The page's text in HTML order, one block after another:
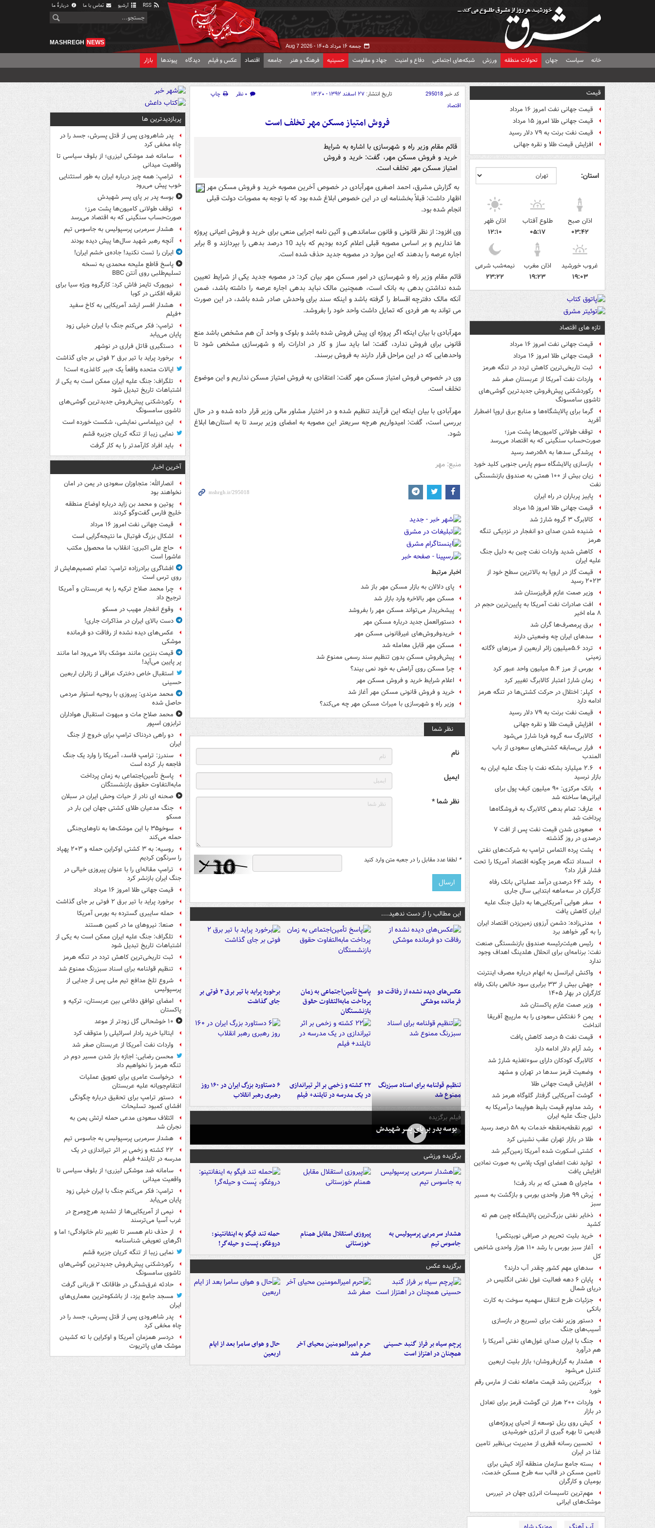
آرشیو تماس با ما دربارهٔ ما
جمعه ۱۶ مرداد ۱۴۰۵ - Aug 7 2026
MASHREGH NEWS
خانه سیاست جهان تحولات منطقه ورزش شبکه‌های اجتماعی دفاع و امنیت جهاد و مقاومت حسینیه فرهنگ و هنر جامعه اقتصاد عکس و فیلم دیدگاه پیوندها بازار
قیمت
قیمت جهانی نفت امروز ۱۶ مرداد
قیمت جهانی طلا امروز ۱۵ مرداد
قیمت نفت برنت به ۷۹ دلار رسید
افزایش قیمت طلا و نقره جهانی
استان:
اذان صبح
۰۳:۴۲
طلوع آفتاب
۰۵:۱۷
اذان ظهر
۱۲:۱۰
غروب خورشید
۱۹:۰۳
اذان مغرب
۱۹:۲۳
نیمه‌شب شرعی
۲۳:۲۲
تازه های اقتصاد
قیمت جهانی نفت امروز ۱۶ مرداد
قیمت جهانی طلا امروز ۱۶ مرداد
ثبت تاریخی‌ترین کاهش تردد در تنگه هرمز
واردات نفت آمریکا از عربستان صفر شد
رکوردشکنی پیش‌فروش جدیدترین گوشی‌های
تاشوی سامسونگ
گرما برای پالایشگاه‌ها و منابع برق اروپا اضطرار
آفرید
توقف طولانی کامیون‌ها پشت مرز؛
صورت‌حساب سنگینی که به اقتصاد می‌رسد
پرشدگی سدها به ۵۸درصد رسید
بازسازی پالایشگاه سوم پارس جنوبی کلید خورد
زیان بیش از ۱۰۰ همتی به صندوق‌ بازنشستگی
نفت
پاییز پرباران در راه ایران
قیمت جهانی طلا امروز ۱۵ مرداد
کالابرگ ۳ گروه شارژ شد
شنیده شدن صدای دو انفجار در نزدیکی تنگه
هرمز
کاهش شدید واردات نفت چین به دلیل جنگ
علیه ایران
قیمت گاز در اروپا به بالاترین سطح خود از
۲۰۲۳ رسید
وزیر صمت عازم قرقیزستان شد
افت صادرات نفت آمریکا به پایین‌ترین حجم در
۸ ماه اخیر
برق پرمصرف‌ها گران شد
سدهای ایران چه وضعیتی دارند
تردد ۵.۶میلیون زائر اربعین از مرزهای ۶گانه
زمینی
بورس از مرز ۵.۴ میلیون واحد عبور کرد
زمان شارژ اعتبار کالابرگ تغییر کرد
کپلر: اختلال در حرکت کشتی‌ها در تنگه هرمز
ادامه دارد
قیمت نفت برنت به ۷۹ دلار رسید
افزایش قیمت طلا و نقره جهانی
کالابرگ سه گروه فردا شارژ می‌شود
فرار بی‌سابقه کشتی‌های سعودی از باب
المندب
۲.۶ میلیارد بشکه نفت با جنگ علیه ایران به
بازار نرسید
بانک مرکزی: ۹۰ میلیون کیف پول برای
ایرانی‌ها ساخته شد
عارف: تمام بدهی کالابرگ به فروشگاه‌ها
پرداخت شد
صعودی شدن قیمت نفت پس از افت ۷
درصدی در روز گذشته
پشت پرده التماس ترامپ به شرکت‌های نفتی
انسداد تنگه هرمز چگونه اقتصاد آمریکا را تحت
فشار قرار داد؟
رشد ۶۴ درصدی درآمد عملیاتی بانک رفاه
کارگران در سه‌ماهه ابتدایی سال جاری
سفر هوایی آمریکایی‌ها به دلیل جنگ علیه
ایران کاهش یافت
مدنی‌زاده: دشمن آرزوی زمین‌زدن اقتصاد ایران
را به گور خواهد برد
رئیس هیئت‌رئیسه صندوق بازنشستگی صنعت
نفت: برنامه‌ای برای انحلال هلدینگ اهداف وجود
ندارد
واکنش ایرانسل به ابهام درباره مصرف اینترنت
جهش بیش از ۳۳ برابری سود خالص بانک رفاه
کارگران در بهار ۱۴۰۵
وزیر صمت عازم پاکستان شد
یمن ۶ نفتکش سعودی را به مارپیچ آفریقا
انداخت
قیمت نفت ۵ درصد کاهش یافت
رشد آرام دلار ادامه دارد
کالابرگ کودکان دارای سوءتغذیه شارژ شد
وضعیت قرمز سدها در تهران و مشهد
افزایش قیمت جهانی طلا
گوشت آمریکایی گرفتار گلوگاه هرمز شد
رشد مداوم قیمت بلیط هواپیما درآمریکا به
دلیل جنگ علیه ایران
تورم نقطه‌به‌نقطه خدمات به ۵۸ درصد رسید
طلا در بازار تهران عقب نشینی کرد
کشتی اسکورت شده آمریکا زمین‌گیر شد
تولید نفت اعضای اوپک پلاس به صورت نمادین
افزایش یافت
ماجرای ۵ همتی که بر باد رفت!
پَرش ۹۹ هزار واحدی بورس و بازگشت به مسیر
سبز
ذخایر نفتی بزرگ‌ترین پالایشگاه چین هم ته
کشید
خرید بلیت تحریم در صرافی نوبیتکس!
آغاز سبز بورس با رشد ۱۱۰ هزار واحدی شاخص
کل
سدهای مهم کشور چقدر آب دارند؟
پایان ۶ دهه فعالیت غول نفتی انگلیس در
دریای شمال
جزئیات طرح انتقال سهمیه سوخت به کارت
بانکی
دستور وزیر نفت برای تسریع در بازسازی
آسیب‌های جنگ
جنگ با ایران صدای غول‌های نفتی آمریکا را
هم درآورد
هشدار به گران‌فروشان؛ بازار بلیت اربعین
کنترل می‌شود
بزرگترین رشد قیمت ماهانه نفت از مارس رقم
خورد
واردات ۲۰۰ هزار تن گوشت قرمز برای تعادل
در بازار
کیش روی ریل توسعه از احیای پروژه‌های
قدیمی تا بهره گیری از انرژی خورشیدی
تحسین رسانه قطری از مدیریت بی‌نظیر تامین
غذا در ایران
بسته جامع سازمان منطقه آزاد کیش برای
تامین مسکن در فالب سه طرح مسکن خدمت،
بومیان و کارگران
مهم‌ترین تاسیسات انرژی جهان در تیررس
موشک‌های ایرانی
کد خبر295018 تاریخ انتشار: ۲۷ اسفند ۱۳۹۲ - ۱۳:۲۰ ۰ نظر
چاپ
اقتصاد
فروش امتیاز مسکن مهر تخلف است
قائم مقام وزیر راه و شهرسازی با اشاره به شرایط
خرید و فروش مسکن مهر، گفت: خرید و فروش
امتیاز مسکن مهر تخلف است.
به گزارش مشرق، احمد اصغری مهرآبادی در خصوص آخرین مصوبه خرید و فروش مسکن مهر
اظهار داشت: قبلاً بخشنامه ای در این خصوص ابلاغ شده بود که با توجه به مصوبات دولت قبلی
انجام شده بود.
وی افزود: از نظر قانونی و قانون ساماندهی و آئین نامه اجرایی منعی برای خرید و فروش اعیانی پروژه
ها نداریم و بر اساس مصوبه قبلی اعلام کرده بودیم که باید 10 درصد بدهی را بپردازند و 8 برابر
اجاره عرصه را بدهند که این موارد در مصوبه جدید حذف شده است.
قائم مقام وزیر راه و شهرسازی در امور مسکن مهر بیان کرد: در مصوبه جدید یکی از شرایط تعیین
شده نداشتن بدهی به بانک است، همچنین مالک نباید بدهی اجاره عرصه را داشته باشد، ضمن
آنکه مالک دفترچه اقساط را گرفته باشد و اینکه سند برای واحدش صادر شده باشد، در این صورت
می تواند به هر فردی که تمایل داشت واحد خود را بفروشد.
مهرآبادی با بیان اینکه اگر پروژه ای پیش فروش شده باشد و بلوک و واحد آن هم مشخص باشد منع
قانونی برای فروش ندارد، گفت: اما باید ساز و کار در ادارات راه و شهرسازی مشخص شود تا
واحدهایی که در این مراحل قرار دارند به فروش برسند.
وی در خصوص فروش امتیاز مسکن مهر گفت: اعتقادی به فروش امتیاز مسکن نداریم و این موضوع
تخلف است.
مهرآبادی با بیان اینکه این فرآیند تنظیم شده و در اختیار مشاور مالی وزیر قرار داده شده و در حال
بررسی است، گفت: امیدواریم هرچه سریعتر این مصوبه به امضای وزیر برسد تا به استان‌ها ابلاغ
شود.
منبع: مهر
اخبار مرتبط
پای دلالان به بازار مسکن مهر باز شد
مسکن مهر بالاخره وارد بازار شد
پیشخریدار می‌تواند مسکن مهر را بفروشد
دستورالعمل جدید درباره مسکن مهر
خریدوفروش‌های غیرقانونی مسکن مهر
مسکن مهر قابل معامله شد
پیش‌فروش مسکن بدون تنظیم سند رسمی ممنوع شد
چرا مسکن روی آرامش به خود نمی بیند؟
اعلام شرایط خرید و فروش مسکن مهر
خرید و فروش قانونی مسکن مهر آغاز شد
وزیر راه و شهرسازی با میراث مسکن مهر چه می‌کند؟
نظر شما
نام
ایمیل
نظر شما *
* لطفا عدد مقابل را در جعبه متن وارد کنید
این مطالب را از دست ندهید....
عکس‌های دیده نشده از رفاقت دو
فرمانده‌ موشکی
پاسخ تأمین‌اجتماعی به زمان
پرداخت مابه‌التفاوت حقوق
بازنشستگان
برخورد پراید با تیر برق ۲ فوتی بر
جای گذاشت
تنظیم قولنامه برای اسناد سبزرنگ
ممنوع شد
۲۲ کشته و زخمی بر اثر تیراندازی
در یک مدرسه در تایلند+ فیلم
۶ دستاورد بزرگ ایران در ۱۶۰ روز
رهبری رهبر انقلاب
فیلم برگزیده
بوسه‌ پدر بر پای پسر شهیدش
برگزیده ورزشی
هشدار سرمربی پرسپولیس به
جاسوس تیم
پیروزی استقلال مقابل همنام
خوزستانی
حمله تند فیگو به اینفانتینو:
دروغگو، پَست‌ و حیله‌گر!
برگزیده عکس
پرچم سیاه بر فراز گنبد حسینی
همچنان در اهتزاز است
حرم امیرالمومنین محیای آخر
صفر شد
حال و هوای سامرا بعد از ایام
اربعین
پربازدیدترین ها
پدر شاهرودی پس از قتل پسرش، جسد را در
چاه مخفی کرد
سامانه ضد موشکی لیزری؛ از بلوف سیاسی تا
واقعیت میدانی
ترامپ: همه چیز درباره ایران به طور استثنایی
خوب پیش می‌رود
بوسه‌ پدر بر پای پسر شهیدش
توقف طولانی کامیون‌ها پشت مرز؛
صورت‌حساب سنگینی که به اقتصاد می‌رسد
هشدار سرمربی پرسپولیس به جاسوس تیم
آنچه رهبر شهید سال‌ها پیش دیده بودند
ایران را تست نکنید! جاده‌ی خشم ایران!
پاسخ قاطع ملیحه محمدی به نسخه
تسلیم‌طلبی روی آنتن BBC
نیویورک تایمز فاش کرد: کارگروه ویژه سیا برای
تفرقه افکنی در کوبا
هشدار افسر ارشد آمریکایی به کاخ سفید
+فیلم
ترامپ: فکر می‌کنم جنگ با ایران خیلی زود
پایان می‌یابد
دستگیری قاتل فراری در نوشهر
برخورد پراید با تیر برق ۲ فوتی بر جای گذاشت
ایالات متحده واقعاً یک «ببر کاغذی» است!
تلگراف: جنگ علیه ایران ممکن است به یکی از
اشتباهات تاریخ تبدیل شود
رکوردشکنی پیش‌فروش جدیدترین گوشی‌های
تاشوی سامسونگ
این دیپلماسی نمایشی، شکست خورده است
نمایی زیبا از تنگه کریان جزیره قشم
باید افراد کارآمدتر را به کار گرفت
آخرین اخبار
انصارالله: متجاوزان سعودی در یمن در امان
نخواهند بود
پوتین و محمد بن زاید درباره اوضاع منطقه
خلیج فارس گفت‌وگو کردند
قیمت جهانی نفت امروز ۱۶ مرداد
اشکال بزرگ فوتبال ما نتیجه‌گرایی است
حاج علی اکبری: انقلاب ما محصول مکتب
عاشورا است
افشاگری برادرزاده ترامپ: تمام تصمیم‌هایش از
روی ترس است
چرا محمد صلاح ترکیه را به عربستان و آمریکا
ترجیح داد
وقوع انفجار مهیب در مسکو
دست بالای ایران در مذاکرات جاری!
عکس‌های دیده نشده از رفاقت دو فرمانده‌
موشکی
قیمت بنزین مانند موشک بالا می‌رود اما مانند
پر پایین می‌آید!
استقبال خاص دخترک عراقی از زائران اربعین
حسینی
محمد مرندی: پیروزی با روحیه استوار مردمی
حاصل شده
محمد صلاح مات و مبهوت استقبال هواداران
ترابزون اسپور
دو راهی دردناک ترامپ برای خروج از جنگ
ایران
سندرز: ترامپ فاسد، آمریکا را وارد یک جنگ
فاجعه بار کرده است
پاسخ تأمین‌اجتماعی به زمان پرداخت
مابه‌التفاوت حقوق بازنشستگان
صحنه ای نادر از حیات وحش ایران در سبلان
جنگ مدعیان طلای کشتی جهان این بار در
مسکو
سوخو۳۵ با این موشک‌ها به ناوهای‌جنگی
حمله می‌کند
روسیه: به ۳ کشتی اوکراین حمله و ۲۰۳ پهپاد
را سرنگون کردیم
ترامپ مقاله‌ای را با عنوان پیروزی خیالی در
جنگ ایران بازنشر کرد
قیمت جهانی طلا امروز ۱۶ مرداد
برخورد پراید با تیر برق ۲ فوتی بر جای گذاشت
حمله سایبری گسترده به بورس آمریکا
صنعا: نیروهای ما در کمین‌ هستند
تلگراف: جنگ علیه ایران ممکن است به یکی از
اشتباهات تاریخ تبدیل شود
ثبت تاریخی‌ترین کاهش تردد در تنگه هرمز
تنظیم قولنامه برای اسناد سبزرنگ ممنوع شد
شروع تلخ مدافع تیم ملی پس از جدایی از
پرسپولیس
امضای توافق دفاعی بین عربستان، ترکیه و
پاکستان
۱۰ خوشحالی گل زودتر از موعد
ایتالیا خرید رادار اسرائیلی را متوقف کرد
واردات نفت آمریکا از عربستان صفر شد
محسن رضایی: اجازه باز شدن مسیر دوم در
تنگه هرمز را نخواهیم داد
درخواست عامری برای تعویق عملیات
انتقام‌جویانه علیه عربستان
دستور ترامپ برای تحقیق درباره چگونگی
افشای کمبود تسلیحات
ائتلاف سعودی مدعی حمله ارتش یمن به
نجران شد
هشدار سرمربی پرسپولیس به جاسوس تیم
۲۲ کشته و زخمی بر اثر تیراندازی در یک
مدرسه در تایلند+ فیلم
سامانه ضد موشکی لیزری؛ از بلوف سیاسی تا
واقعیت میدانی
ترامپ: فکر می‌کنم جنگ با ایران خیلی زود
پایان می‌یابد
نیمی از آمریکایی‌ها از تشدید هرج‌ومرج در
غرب آسیا می‌ترسند
از حذف نام همسر تا تغییر نام خانوادگی؛ اما و
اگرهای تعویض شناسنامه
نمایی زیبا از تنگه کریان جزیره قشم
رکوردشکنی پیش‌فروش جدیدترین گوشی‌های
تاشوی سامسونگ
حادثه غرق‌شدگی در طاقانک ۲ قربانی گرفت
مسجد جامع یزد، از باشکوه‌ترین معماری‌های
ایران
پدر شاهرودی پس از قتل پسرش، جسد را در
چاه مخفی کرد
دردسر همزمان آمریکا و اوکراین با ته کشیدن
موشک های پاتریوت